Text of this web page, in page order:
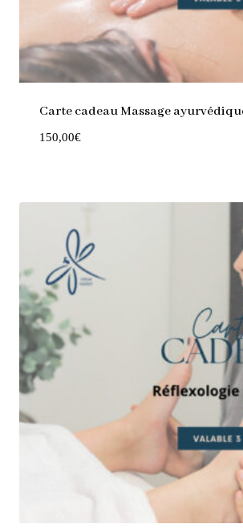
Carte cadeau Massage
150,00€